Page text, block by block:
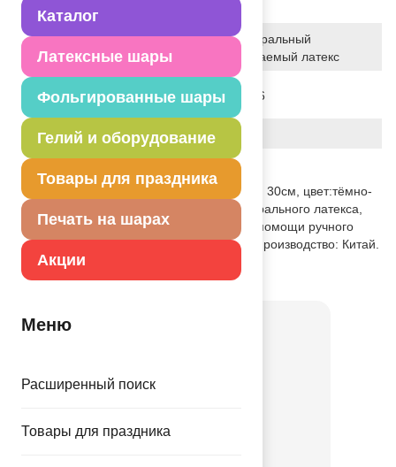
Каталог
Латексные шары
Фольгированные шары
Гелий и оборудование
Товары для праздника
Печать на шарах
Акции
Меню
Расширенный поиск
Товары для праздника
Общие размеры 12"/30СМ
100% натуральный
биоразлагаемый латекс
изменения элемента
05-07-2026
Вес 3.200 г
Описание товара
Матовые воздушные шарики диаметром 30см, цвет:тёмно-
фиолетовый. Шары выполнены из натурального латекса,
подходят как для надува воздухом при помощи ручного
насоса, так и для наполнения гелием. Производство: Китай.
Товар из коллекцииФиолетовая